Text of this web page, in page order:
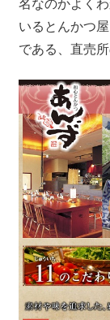
いるとんかつ
である、直売所